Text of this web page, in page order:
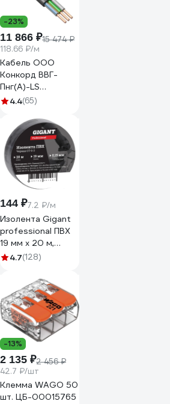
-23%
11 866 ₽15 474 ₽
118.66 ₽/м
Кабель ООО
Конкорд ВВГ-
Пнг(А)-LS
3x2,5ок(N, PE) -
100м 4663
4.4(65)
144 ₽7.2 ₽/м
Изолента Gigant
professional ПВХ
19 мм х 20 м,
черная GT-0-3
4.7(128)
-13%
2 135 ₽2 456 ₽
42.7 ₽/шт
Клемма WAGO 50
шт. ЦБ-00015765